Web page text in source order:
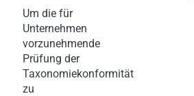
Um die für
Unternehmen
vorzunehmende
Prüfung der
Taxonomiekonformität
zu